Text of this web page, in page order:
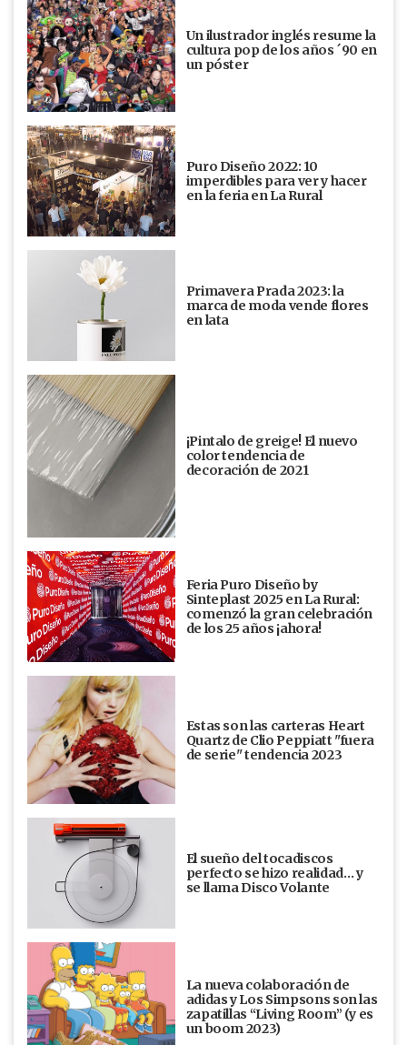
Un ilustrador inglés resume la
cultura pop de los años ´90 en
un póster
Puro Diseño 2022: 10
imperdibles para ver y hacer
en la feria en La Rural
Primavera Prada 2023: la
marca de moda vende flores
en lata
¡Pintalo de greige! El nuevo
color tendencia de
decoración de 2021
Feria Puro Diseño by
Sinteplast 2025 en La Rural:
comenzó la gran celebración
de los 25 años ¡ahora!
Estas son las carteras Heart
Quartz de Clio Peppiatt "fuera
de serie" tendencia 2023
El sueño del tocadiscos
perfecto se hizo realidad… y
se llama Disco Volante
La nueva colaboración de
adidas y Los Simpsons son las
zapatillas “Living Room” (y es
un boom 2023)